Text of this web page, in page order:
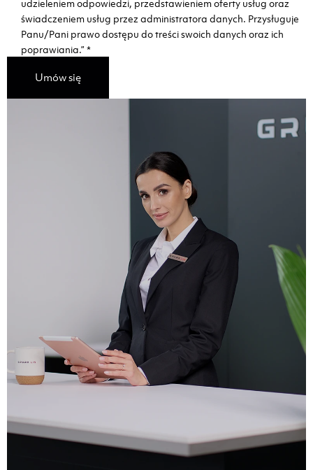
udzieleniem odpowiedzi, przedstawieniem oferty usług oraz
świadczeniem usług przez administratora danych. Przysługuje
Panu/Pani prawo dostępu do treści swoich danych oraz ich
poprawiania.” *
Umów się